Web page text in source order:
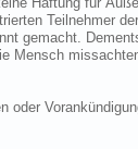
Teilnehmer
gemacht.
Mensch